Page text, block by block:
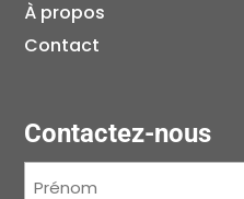
À propos
Contact
Contactez-nous